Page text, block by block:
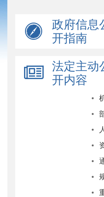
政府信息
开指南
法定主动
开内容